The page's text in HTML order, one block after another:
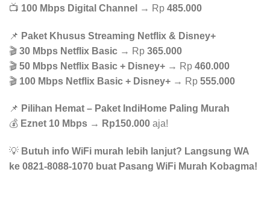
📺 100 Mbps Digital Channel → Rp 485.000
📌 Paket Khusus Streaming Netflix & Disney+
🎬 30 Mbps Netflix Basic → Rp 365.000
🎬 50 Mbps Netflix Basic + Disney+ → Rp 460.000
🎬 100 Mbps Netflix Basic + Disney+ → Rp 555.000
📌 Pilihan Hemat – Paket IndiHome Paling Murah
💰 Eznet 10 Mbps → Rp150.000 aja!
💡 Butuh info WiFi murah lebih lanjut? Langsung WA
ke 0821-8088-1070 buat Pasang WiFi Murah Kobagma!